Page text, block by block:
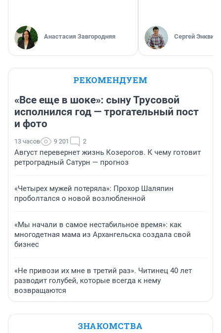
Анастасия Завгородняя Сергей Энквист
РЕКОМЕНДУЕМ
«Все еще в шоке»: сыну Трусовой
исполнился год — трогательный пост
и фото
13 часов 9 201 2
Август перевернет жизнь Козерогов. К чему готовит
ретроградный Сатурн — прогноз
«Четырех мужей потеряла»: Прохор Шаляпин
проболтался о новой возлюбленной
«Мы начали в самое нестабильное время»: как
многодетная мама из Архангельска создала свой
бизнес
«Не привози их мне в третий раз». Читинец 40 лет
разводит голубей, которые всегда к нему
возвращаются
ЗНАКОМСТВА